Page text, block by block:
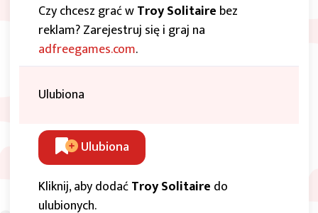
Czy chcesz grać wTroy Solitaire bez
reklam? Zarejestruj się i graj na
adfreegames.com.
Ulubiona
Ulubiona
Kliknij, aby dodaćTroy Solitaire do
ulubionych.